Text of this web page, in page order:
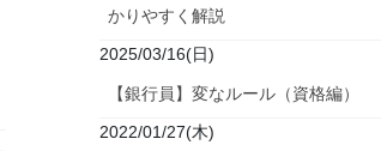
かりやすく解説
2025/03/16(日)
【銀行員】変なルール（資格編）
2022/01/27(木)